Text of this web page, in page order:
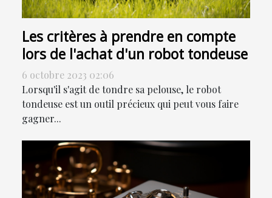
Les critères à prendre en compte
lors de l'achat d'un robot tondeuse
6 octobre 2023 02:06
Lorsqu'il s'agit de tondre sa pelouse, le robot
tondeuse est un outil précieux qui peut vous faire
gagner...